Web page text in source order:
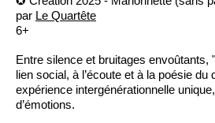
par Le Quartête
6+
Entre silence et bruitages envoûtants,
lien social, à l’écoute et à la poésie du
expérience intergénérationnelle
d’émotions.